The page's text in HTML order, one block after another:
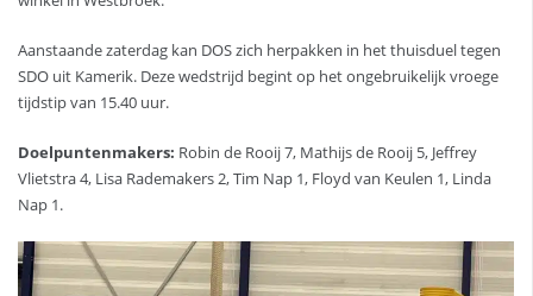
Aanstaande zaterdag kan DOS zich herpakken in het thuisduel tegen
SDO uit Kamerik. Deze wedstrijd begint op het ongebruikelijk vroege
tijdstip van 15.40 uur.
Doelpuntenmakers: Robin de Rooij 7, Mathijs de Rooij 5, Jeffrey
Vlietstra 4, Lisa Rademakers 2, Tim Nap 1, Floyd van Keulen 1, Linda
Nap 1.